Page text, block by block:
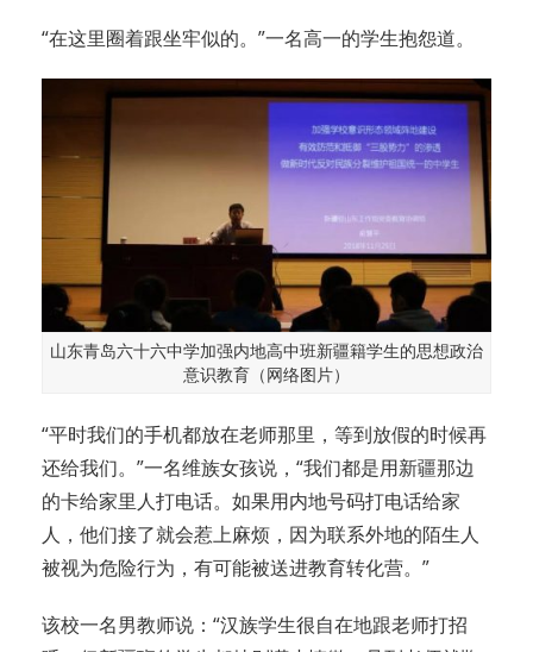
“在这里圈着跟坐牢似的。”一名高一的学生抱怨道。
山东青岛六十六中学加强内地高中班新疆籍学生的思想政治
意识教育（网络图片）
“平时我们的手机都放在老师那里，等到放假的时候再
还给我们。”一名维族女孩说，“我们都是用新疆那边
的卡给家里人打电话。如果用内地号码打电话给家
人，他们接了就会惹上麻烦，因为联系外地的陌生人
被视为危险行为，有可能被送进教育转化营。”
该校一名男教师说：“汉族学生很自在地跟老师打招